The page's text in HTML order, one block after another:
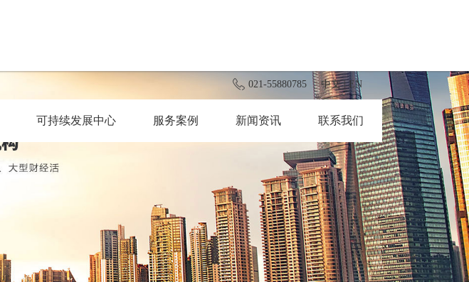
021-55880785 中文 | EN
可持续发展中心 服务案例 新闻资讯 联系我们